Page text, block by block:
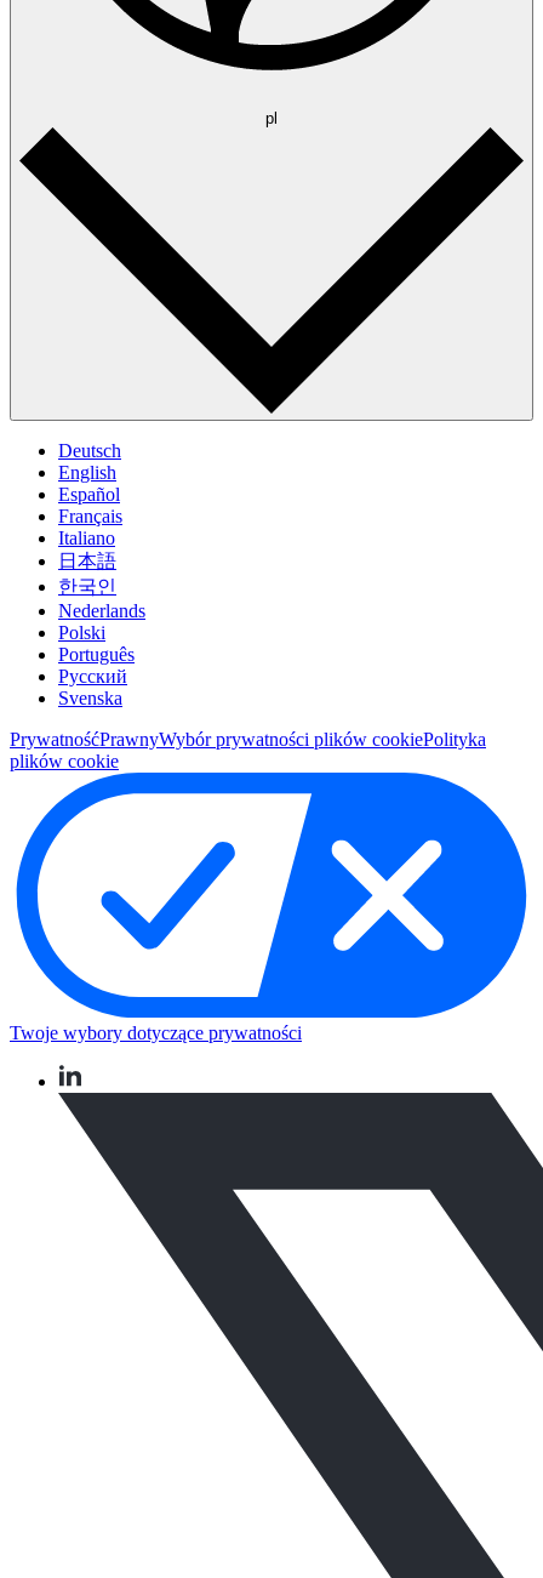
pl
Deutsch
English
Español
Français
Italiano
日本語
한국인
Nederlands
Polski
Português
Pусский
Svenska
PrywatnośćPrawnyWybór prywatności plików cookiePolityka
plików cookie
Twoje wybory dotyczące prywatności